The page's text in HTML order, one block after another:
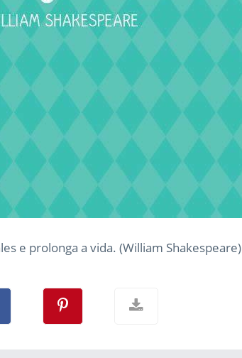
e prolonga a vida. (William Shakespeare)